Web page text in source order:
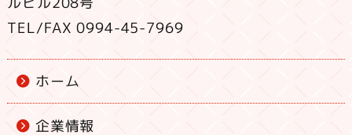
TEL/FAX 0994-45-7969
ホーム
企業情報